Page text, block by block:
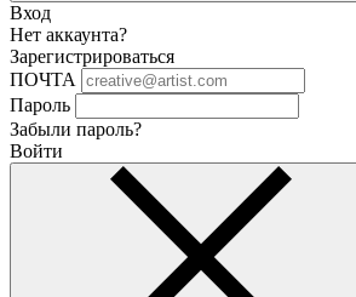
Вход
Нет аккаунта?
Зарегистрироваться
ПОЧТА
Пароль
Забыли пароль?
Войти